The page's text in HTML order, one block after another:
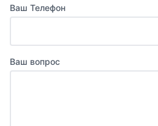
Ваш Телефон
Ваш вопрос